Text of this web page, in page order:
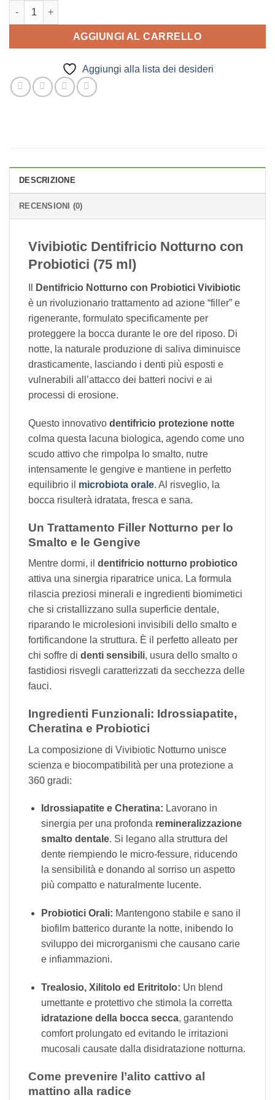
Vivibiotic Dentifricio Notturno con Probiotici (75 ml) quantità
AGGIUNGI AL CARRELLO
Aggiungi alla lista dei desideri
DESCRIZIONE
RECENSIONI (0)
Vivibiotic Dentifricio Notturno con
Probiotici (75 ml)
Dentifricio Notturno con Probiotici Vivibiotic
è un rivoluzionario trattamento ad azione “filler” e
rigenerante, formulato specificamente per
proteggere la bocca durante le ore del riposo. Di
notte, la naturale produzione di saliva diminuisce
drasticamente, lasciando i denti più esposti e
vulnerabili all’attacco dei batteri nocivi e ai
processi di erosione.
Questo innovativo dentifricio protezione notte
colma questa lacuna biologica, agendo come uno
scudo attivo che rimpolpa lo smalto, nutre
intensamente le gengive e mantiene in perfetto
equilibrio il microbiota orale. Al risveglio, la
bocca risulterà idratata, fresca e sana.
Un Trattamento Filler Notturno per lo
Smalto e le Gengive
Mentre dormi, il dentifricio notturno probiotico
attiva una sinergia riparatrice unica. La formula
rilascia preziosi minerali e ingredienti biomimetici
che si cristallizzano sulla superficie dentale,
riparando le microlesioni invisibili dello smalto e
fortificandone la struttura. È il perfetto alleato per
chi soffre di denti sensibili, usura dello smalto o
fastidiosi risvegli caratterizzati da secchezza delle
fauci.
Ingredienti Funzionali: Idrossiapatite,
Cheratina e Probiotici
La composizione di Vivibiotic Notturno unisce
scienza e biocompatibilità per una protezione a
360 gradi:
Idrossiapatite e Cheratina: Lavorano in
sinergia per una profonda remineralizzazione
smalto dentale. Si legano alla struttura del
dente riempiendo le micro-fessure, riducendo
la sensibilità e donando al sorriso un aspetto
più compatto e naturalmente lucente.
Probiotici Orali: Mantengono stabile e sano il
biofilm batterico durante la notte, inibendo lo
sviluppo dei microrganismi che causano carie
e infiammazioni.
Trealosio, Xilitolo ed Eritritolo: Un blend
umettante e protettivo che stimola la corretta
idratazione della bocca secca, garantendo
comfort prolungato ed evitando le irritazioni
mucosali causate dalla disidratazione notturna.
Come prevenire l’alito cattivo al
mattino alla radice